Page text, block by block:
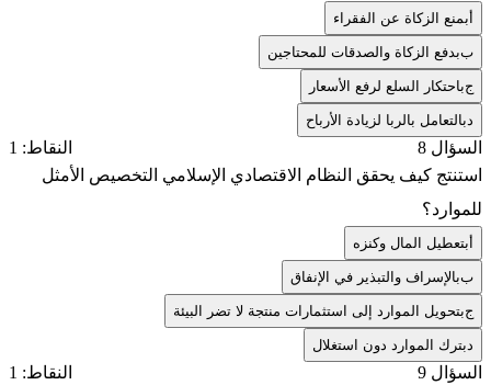
بمنع الزكاة عن الفقراء
ببدفع الزكاة والصدقات للمحتاجين
جباحتكار السلع لرفع الأسعار
بالتعامل بالربا لزيادة الأرباح
السؤال 8
النقاط: 1
استنتج كيف يحقق النظام الاقتصادي الإسلامي التخصيص الأمثل
للموارد؟
بتعطيل المال وكنزه
ببالإسراف والتبذير في الإنفاق
جبتحويل الموارد إلى استثمارات منتجة لا تضر البيئة
بترك الموارد دون استغلال
السؤال 9
النقاط: 1